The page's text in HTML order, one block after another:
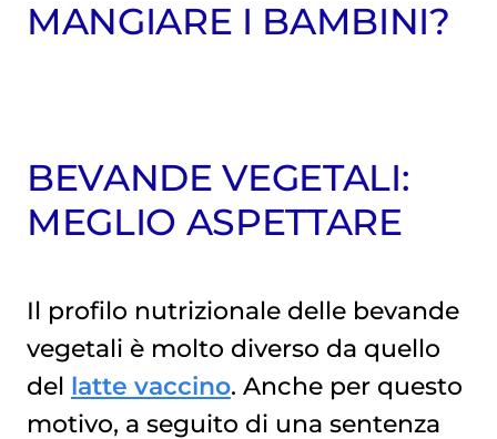
MANGIARE I BAMBINI?
BEVANDE VEGETALI:
MEGLIO ASPETTARE
Il profilo nutrizionale delle bevande
vegetali è molto diverso da quello
del latte vaccino. Anche per questo
motivo, a seguito di una sentenza